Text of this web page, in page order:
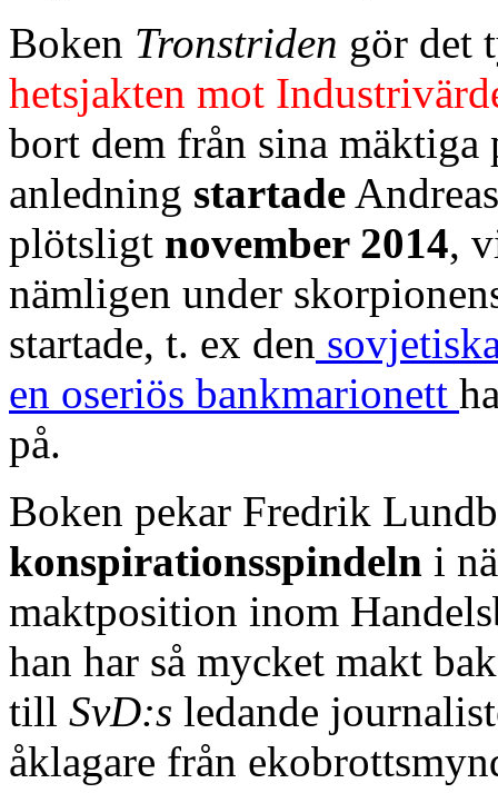
Boken Tronstriden gör det
hetsjakten mot
bort dem från sina mäktiga
anledning startade
plötsligt november 2014,
nämligen under
startade, t. ex den
en oseriös bankmarionett
på.
Boken pekar Fredrik
konspirationsspindeln i
maktposition inom
han har så mycket makt
till SvD:s ledande
åklagare från